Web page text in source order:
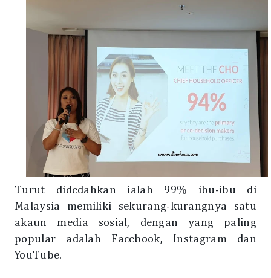
Turut didedahkan ialah 99% ibu-ibu di
Malaysia memiliki sekurang-kurangnya satu
akaun media sosial, dengan yang paling
popular adalah Facebook, Instagram dan
YouTube.